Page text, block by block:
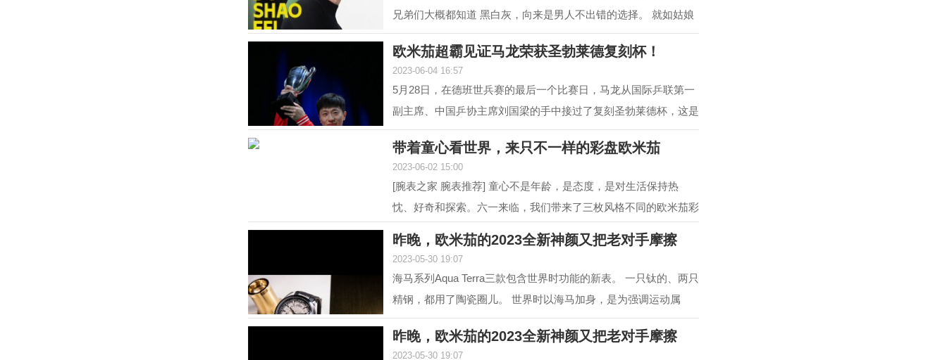
兄弟们大概都知道 黑白灰，向来是男人不出错的选择。 就如姑娘
往往形容一...
欧米茄超霸见证马龙荣获圣勃莱德复刻杯！
2023-06-04 16:57
5月28日，在德班世兵赛的最后一个比赛日，马龙从国际乒联第一
副主席、中国乒协主席刘国梁的手中接过了复刻圣勃莱德杯，这是
对他从2015...
带着童心看世界，来只不一样的彩盘欧米茄
2023-06-02 15:00
[腕表之家 腕表推荐] 童心不是年龄，是态度，是对生活保持热
忱、好奇和探索。六一来临，我们带来了三枚风格不同的欧米茄彩
昨晚，欧米茄的2023全新神颜又把老对手摩擦
2023-05-30 19:07
海马系列Aqua Terra三款包含世界时功能的新表。 一只钛的、两只
精钢，都用了陶瓷圈儿。 世界时以海马加身，是为强调运动属
性。约定俗成...
昨晚，欧米茄的2023全新神颜又把老对手摩擦
2023-05-30 19:07